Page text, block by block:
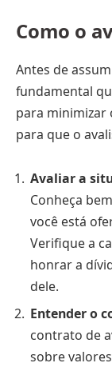
Como o
Antes de
fundamental
para minimizar
para que o
Avaliar a
Conheça
você está
Verifique a
honrar a
dele.
Entender o
contrato de
sobre